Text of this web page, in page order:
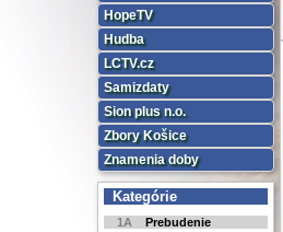
HopeTV
Hudba
LCTV.cz
Samizdaty
Sion plus n.o.
Zbory Košice
Znamenia doby
Kategórie
1A Prebudenie